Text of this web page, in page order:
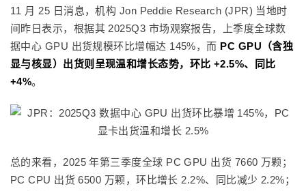
11 月 25 日消息，机构 Jon Peddie Research (JPR) 当地时
间昨日表示，根据其 2025Q3 市场观察报告，上季度全球数
据中心 GPU 出货规模环比增幅达 145%，而 PC GPU（含独
显与核显）出货则呈现温和增长态势，环比 +2.5%、同比
+4%。
总的来看，2025 年第三季度全球 PC GPU 出货 7660 万颗；
PC CPU 出货 6500 万颗，环比增长 2.2%、同比减少 2.2%；